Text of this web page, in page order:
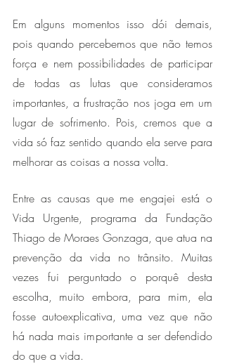
Em alguns momentos isso dói demais,
pois quando percebemos que não temos
força e nem possibilidades de participar
de todas as lutas que consideramos
importantes, a frustração nos joga em um
lugar de sofrimento. Pois, cremos que a
vida só faz sentido quando ela serve para
melhorar as coisas a nossa volta.
Entre as causas que me engajei está o
Vida Urgente, programa da Fundação
Thiago de Moraes Gonzaga, que atua na
prevenção da vida no trânsito. Muitas
vezes fui perguntado o porquê desta
escolha, muito embora, para mim, ela
fosse autoexplicativa, uma vez que não
há nada mais importante a ser defendido
do que a vida.